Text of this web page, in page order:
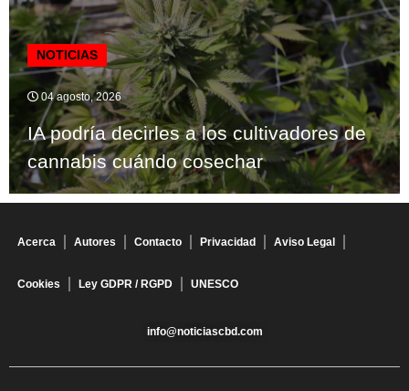
NOTICIAS
04 agosto, 2026
IA podría decirles a los cultivadores de
cannabis cuándo cosechar
Acerca Autores Contacto Privacidad Aviso Legal
Cookies Ley GDPR / RGPD UNESCO
info@noticiascbd.com